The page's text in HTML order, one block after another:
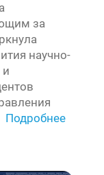
за
научно-
и
Подробнее